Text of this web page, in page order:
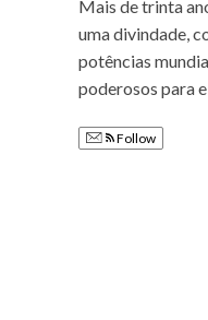
Mais de trinta
uma divindade,
potências
poderosos para
Follow